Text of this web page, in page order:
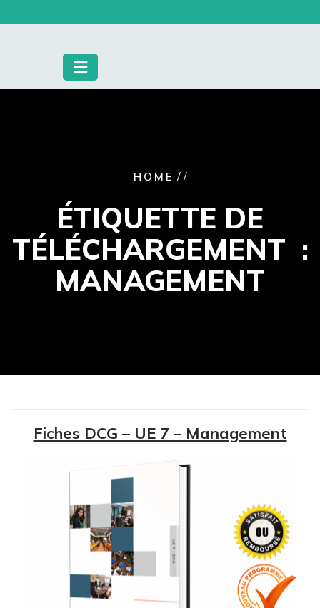
to
HOME / /
ÉTIQUETTE DE
TÉLÉCHARGEMENT :
MANAGEMENT
Fiches DCG – UE 7 – Management